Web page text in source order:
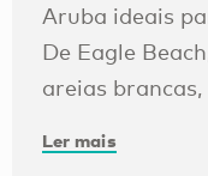
Aruba ideais
De Eagle
areias
Ler mais